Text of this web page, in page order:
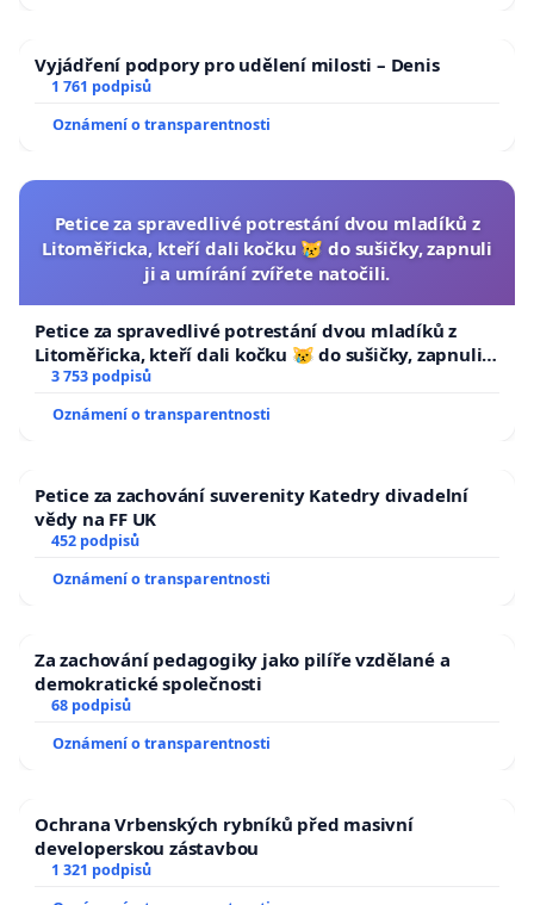
Vyjádření podpory pro udělení milosti – Denis
1 761 podpisů
Oznámení o transparentnosti
Petice za spravedlivé potrestání dvou mladíků z
Litoměřicka, kteří dali kočku 😿 do sušičky, zapnuli
ji a umírání zvířete natočili.
Petice za spravedlivé potrestání dvou mladíků z
Litoměřicka, kteří dali kočku 😿 do sušičky, zapnuli ji
a umírání zvířete natočili.
3 753 podpisů
Oznámení o transparentnosti
Petice za zachování suverenity Katedry divadelní
vědy na FF UK
452 podpisů
Oznámení o transparentnosti
Za zachování pedagogiky jako pilíře vzdělané a
demokratické společnosti
68 podpisů
Oznámení o transparentnosti
Ochrana Vrbenských rybníků před masivní
developerskou zástavbou
1 321 podpisů